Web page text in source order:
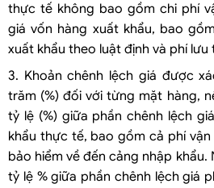
thực tế không bao gồm chi phí
giá vốn hàng xuất khẩu, bao
xuất khẩu theo luật định và phí
3. Khoản chênh lệch giá được
trăm (%) đối với từng mặt hàng,
tỷ lệ (%) giữa phần chênh lệch
khẩu thực tế, bao gồm cả phí
bảo hiểm về đến cảng nhập khẩu.
tỷ lệ % giữa phần chênh lệch giá